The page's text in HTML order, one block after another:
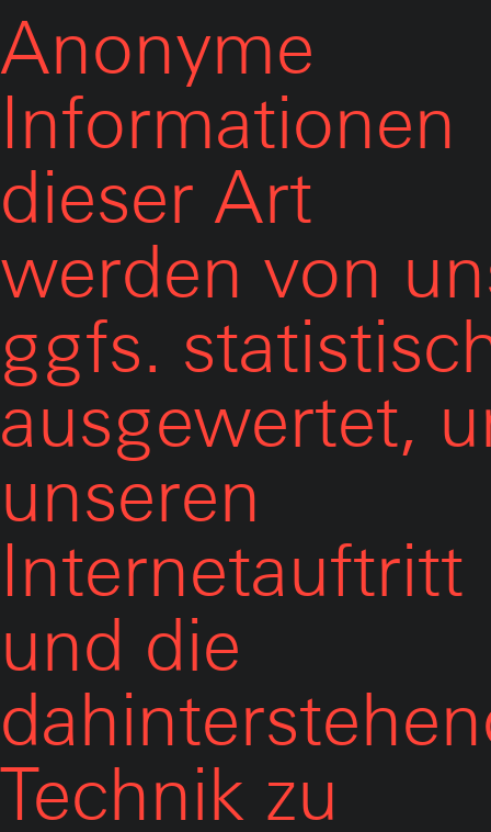
Anonyme
Informationen
dieser Art
werden von
ggfs.
ausgewertet,
unseren
Internetauftritt
und die
Technik zu